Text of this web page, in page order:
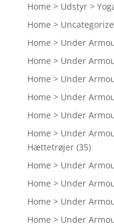
Home > Udstyr >
Home >
Home > Under
Home > Under
Home > Under
Home > Under
Home > Under
Home > Under
Hættetrøjer (35)
Home > Under
Home > Under
Home > Under
Home > Under